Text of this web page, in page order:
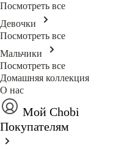
Посмотреть все
Девочки
Посмотреть все
Мальчики
Посмотреть все
Домашняя коллекция
О нас
Мой Chobi
Покупателям